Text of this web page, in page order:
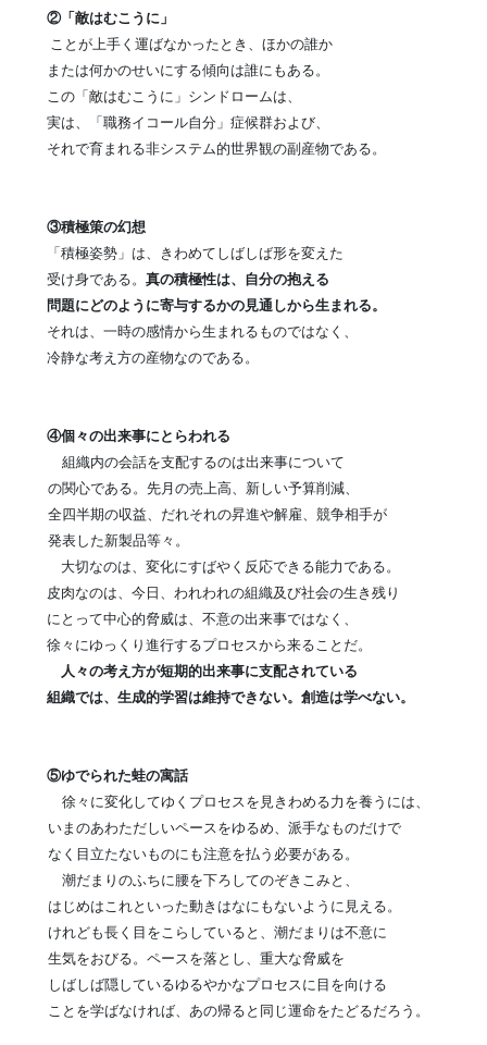
②「敵はむこうに」
ことが上手く運ばなかったとき、ほかの誰か
または何かのせいにする傾向は誰にもある。
この「敵はむこうに」シンドロームは、
実は、「職務イコール自分」症候群および、
それで育まれる非システム的世界観の副産物である。
③積極策の幻想
「積極姿勢」は、きわめてしばしば形を変えた
受け身である。 真の積極性は、自分の抱える
問題にどのように寄与するかの見通しから生まれる。
それは、一時の感情から生まれるものではなく、
冷静な考え方の産物なのである。
④個々の出来事にとらわれる
組織内の会話を支配するのは出来事について
の関心である。先月の売上高、新しい予算削減、
全四半期の収益、だれそれの昇進や解雇、競争相手が
発表した新製品等々。
大切なのは、変化にすばやく反応できる能力である。
皮肉なのは、今日、われわれの組織及び社会の生き残り
にとって中心的脅威は、不意の出来事ではなく、
徐々にゆっくり進行するプロセスから来ることだ。
人々の考え方が短期的出来事に支配されている
組織では、生成的学習は維持できない。創造は学べない。
⑤ゆでられた蛙の寓話
徐々に変化してゆくプロセスを見きわめる力を養うには、
いまのあわただしいペースをゆるめ、派手なものだけで
なく目立たないものにも注意を払う必要がある。
潮だまりのふちに腰を下ろしてのぞきこみと、
はじめはこれといった動きはなにもないように見える。
けれども長く目をこらしていると、潮だまりは不意に
生気をおびる。 ペースを落とし、重大な脅威を
しばしば隠しているゆるやかなプロセスに目を向ける
ことを学ばなければ、あの帰ると同じ運命をたどるだろう。